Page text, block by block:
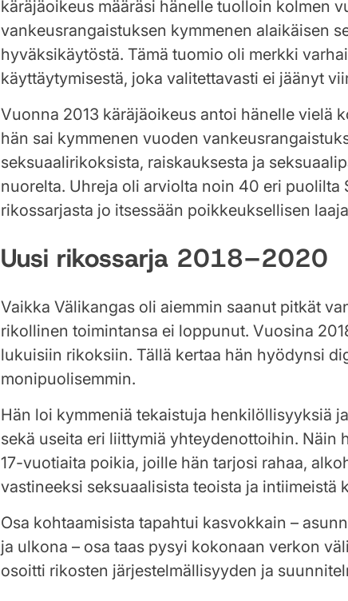
käräjäoikeus määräsi hänelle tuolloin kolmen
vankeusrangaistuksen kymmenen alaikäisen
hyväksikäytöstä. Tämä tuomio oli merkki
käyttäytymisestä, joka valitettavasti ei jäänyt
Vuonna 2013 käräjäoikeus antoi hänelle vielä
hän sai kymmenen vuoden
seksuaalirikoksista, raiskauksesta ja
nuorelta. Uhreja oli arviolta noin 40 eri puolilta
rikossarjasta jo itsessään poikkeuksellisen
Uusi rikossarja 2018–2020
Vaikka Välikangas oli aiemmin saanut pitkät
rikollinen toimintansa ei loppunut. Vuosina
lukuisiin rikoksiin. Tällä kertaa hän hyödynsi
monipuolisemmin.
Hän loi kymmeniä tekaistuja henkilöllisyyksiä
sekä useita eri liittymiä yhteydenottoihin. Näin
17-vuotiaita poikia, joille hän tarjosi rahaa,
vastineeksi seksuaalisista teoista ja intiimeistä
Osa kohtaamisista tapahtui kasvokkain –
ja ulkona – osa taas pysyi kokonaan verkon
osoitti rikosten järjestelmällisyyden ja